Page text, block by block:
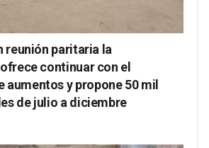
reunión paritaria la
continuar con el
aumentos y propone 50 mil
de julio a diciembre